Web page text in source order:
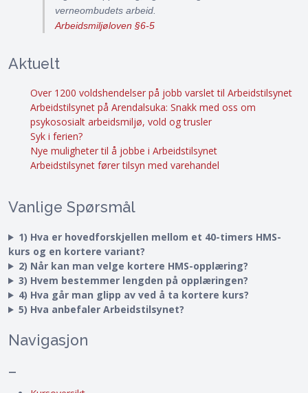
verneombudets arbeid.
Arbeidsmiljøloven §6-5
Aktuelt
Over 1200 voldshendelser på jobb varslet til Arbeidstilsynet
Arbeidstilsynet på Arendalsuka: Snakk med oss om
psykososialt arbeidsmiljø, vold og trusler
Syk i ferien?
Nye muligheter til å jobbe i Arbeidstilsynet
Arbeidstilsynet fører tilsyn med varehandel
Vanlige Spørsmål
1) Hva er hovedforskjellen mellom et 40-timers HMS-
kurs og en kortere variant?
2) Når kan man velge kortere HMS-opplæring?
3) Hvem bestemmer lengden på opplæringen?
4) Hva går man glipp av ved å ta kortere kurs?
5) Hva anbefaler Arbeidstilsynet?
Navigasjon
–